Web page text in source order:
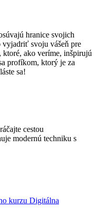
hranice svojich
vyjadriť svoju vášeň pre
ktoré, ako veríme, inšpirujú
profíkom, ktorý je za
sa!
cestou
modernú techniku s
kurzu Digitálna